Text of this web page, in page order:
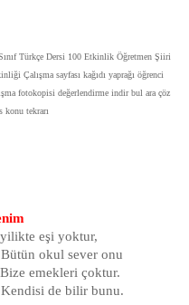
Türkçe Dersi 100 Etkinlik Öğretmen Şiiri
Çalışma sayfası kağıdı yaprağı öğrenci
fotokopisi değerlendirme indir bul ara çöz
konu tekrarı
eşi yoktur,
sever onu
emekleri çoktur.
de bilir bunu.